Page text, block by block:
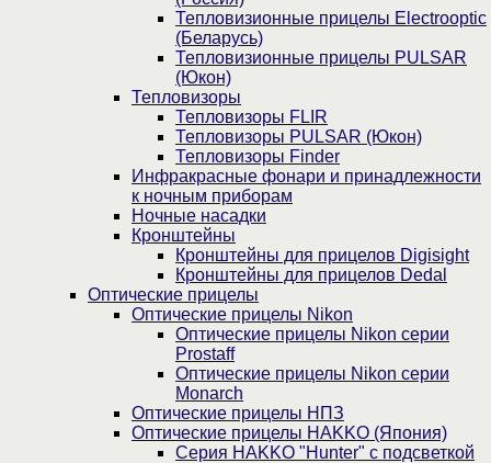
Тепловизионные прицелы Electrooptic
(Беларусь)
Тепловизионные прицелы PULSAR
(Юкон)
Тепловизоры
Тепловизоры FLIR
Тепловизоры PULSAR (Юкон)
Тепловизоры Finder
Инфракрасные фонари и принадлежности
к ночным приборам
Ночные насадки
Кронштейны
Кронштейны для прицелов Digisight
Кронштейны для прицелов Dedal
Оптические прицелы
Оптические прицелы Nikon
Оптические прицелы Nikon серии
Prostaff
Оптические прицелы Nikon серии
Monarch
Оптические прицелы НПЗ
Оптические прицелы HAKKO (Япония)
Cерия HAKKO "Hunter" с подсветкой